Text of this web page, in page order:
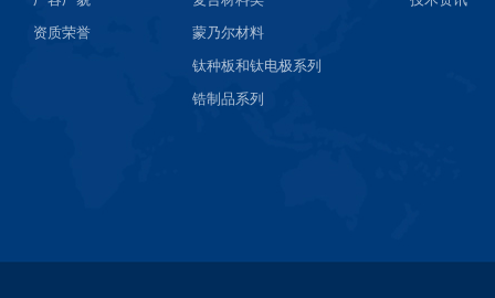
资质荣誉
蒙乃尔材料
钛种板和钛电极系列
锆制品系列